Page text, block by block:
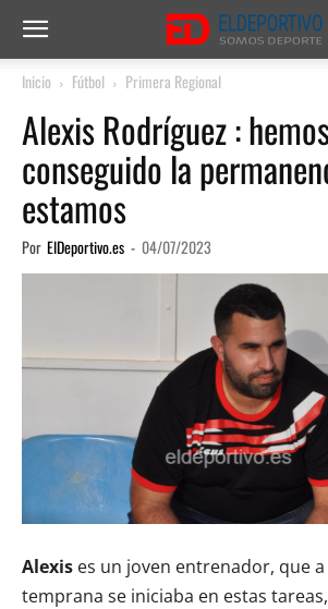
Inicio Fútbol Primera Regional
Alexis Rodríguez :
conseguido la
estamos
Por ElDeportivo.es - 04/07/2023
Alexis es un joven entrenador, que
temprana se iniciaba en estas